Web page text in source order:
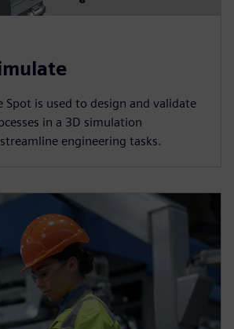
Spot is used to design and validate
in a 3D simulation
engineering tasks.